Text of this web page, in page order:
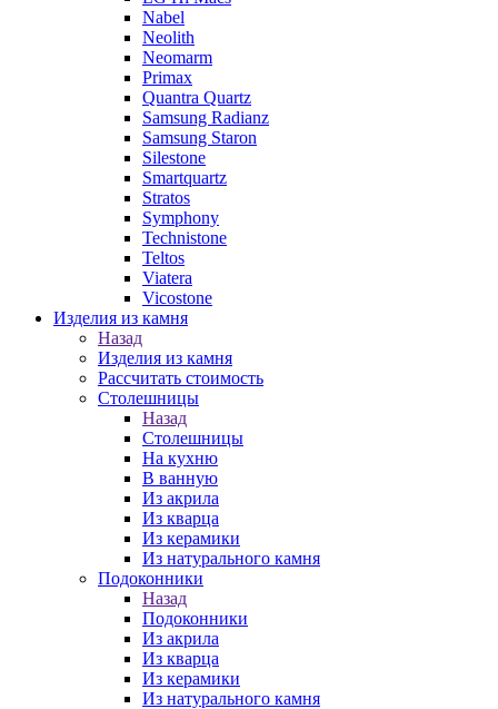
Nabel
Neolith
Neomarm
Primax
Quantra Quartz
Samsung Radianz
Samsung Staron
Silestone
Smartquartz
Stratos
Symphony
Technistone
Teltos
Viatera
Vicostone
Изделия из камня
Назад
Изделия из камня
Рассчитать стоимость
Столешницы
Назад
Столешницы
На кухню
В ванную
Из акрила
Из кварца
Из керамики
Из натурального камня
Подоконники
Назад
Подоконники
Из акрила
Из кварца
Из керамики
Из натурального камня